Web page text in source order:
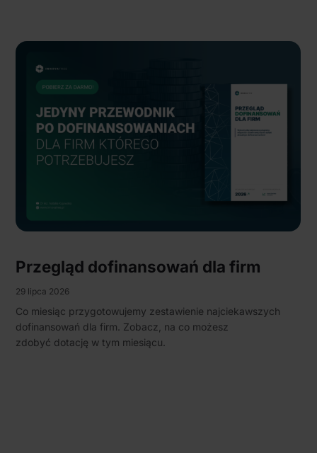
Przegląd dofinansowań dla firm
29 lipca 2026
Co miesiąc przygotowujemy zestawienie najciekawszych
dofinansowań dla firm. Zobacz, na co możesz
zdobyć dotację w tym miesiącu.